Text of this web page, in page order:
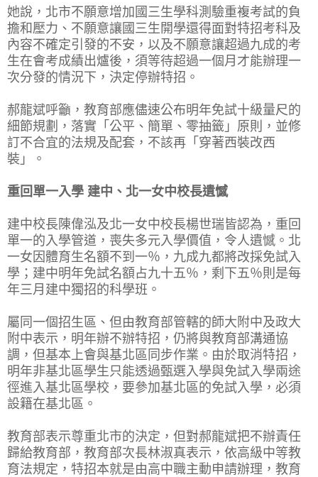
她說，北市不願意增加國三生學科測驗重複考試的負
擔和壓力、不願意讓國三生開學還得面對特招考科及
內容不確定引發的不安，以及不願意讓超過九成的考
生在會考成績出爐後，須等待超過一個月才能辦理一
次分發的情況下，決定停辦特招。
郝龍斌呼籲，教育部應儘速公布明年免試十級量尺的
細節規劃，落實「公平、簡單、零抽籤」原則，並修
訂不合宜的法規及配套，不該再「穿著西裝改西
裝」。
重回單一入學 建中、北一女中校長遺憾
建中校長陳偉泓及北一女中校長楊世瑞皆認為，重回
單一的入學管道，喪失多元入學價值，令人遺憾。北
一女因體育生名額不到一％，九成九都將改採免試入
學；建中明年免試名額占九十五％，剩下五％則是每
年三月建中獨招的科學班。
屬同一個招生區、但由教育部管轄的師大附中及政大
附中表示，明年辦不辦特招，仍將與教育部溝通協
調，但基本上會與基北區同步作業。由於取消特招，
明年非基北區學生只能透過甄選入學與免試入學兩途
徑進入基北區學校，要參加基北區的免試入學，必須
設籍在基北區。
教育部表示尊重北市的決定，但對郝龍斌把不辦責任
歸給教育部，教育部次長林淑真表示，依高級中等教
育法規定，特招本就是由高中職主動申請辦理，教育